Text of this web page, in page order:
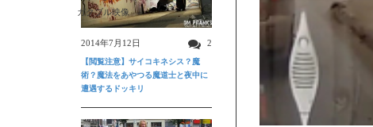
ガクブル映像
2014年7月12日 2
【閲覧注意】サイコキネシス？魔
術？魔法をあやつる魔道士と夜中に
遭遇するドッキリ